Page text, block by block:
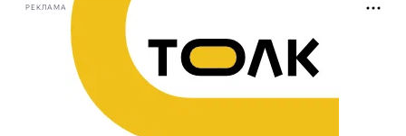
РЕКЛАМА